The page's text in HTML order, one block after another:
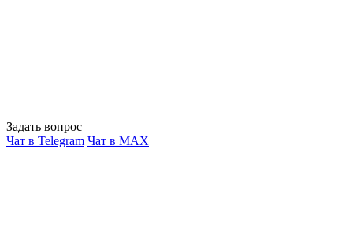
Задать вопрос
Чат в Telegram Чат в MAX